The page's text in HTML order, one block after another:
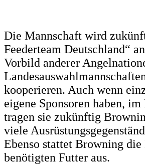
Die Mannschaft wird
Feederteam Deutschland“
Vorbild anderer
kooperieren. Auch wenn
eigene Sponsoren haben,
tragen sie zukünftig
viele
Ebenso stattet Browning
benötigten Futter aus.